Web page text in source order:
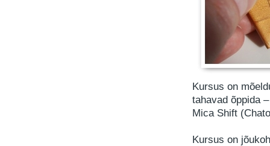
Kursus on
tahavad õppida
Mica Shift
Kursus on